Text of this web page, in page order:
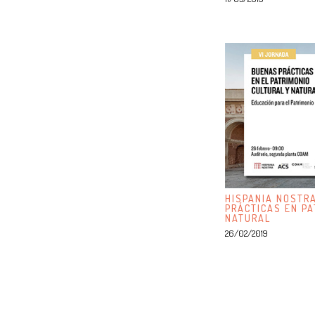
HISPANIA
PRÁCTICAS EN
NATURAL
26/02/2019